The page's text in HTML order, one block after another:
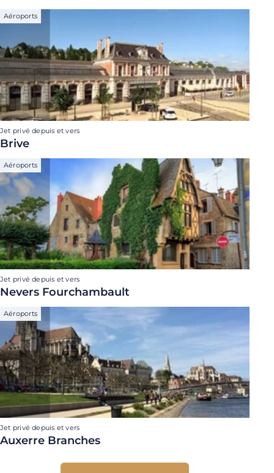
Aéroports
Jet privé depuis et vers
Brive
Aéroports
Jet privé depuis et vers
Nevers Fourchambault
Aéroports
Jet privé depuis et vers
Auxerre Branches